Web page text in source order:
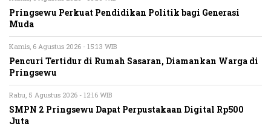
Pringsewu Perkuat Pendidikan Politik bagi Generasi
Muda
Kamis, 6 Agustus 2026 - 15:13 WIB
Pencuri Tertidur di Rumah Sasaran, Diamankan Warga di
Pringsewu
Rabu, 5 Agustus 2026 - 12:16 WIB
SMPN 2 Pringsewu Dapat Perpustakaan Digital Rp500
Juta